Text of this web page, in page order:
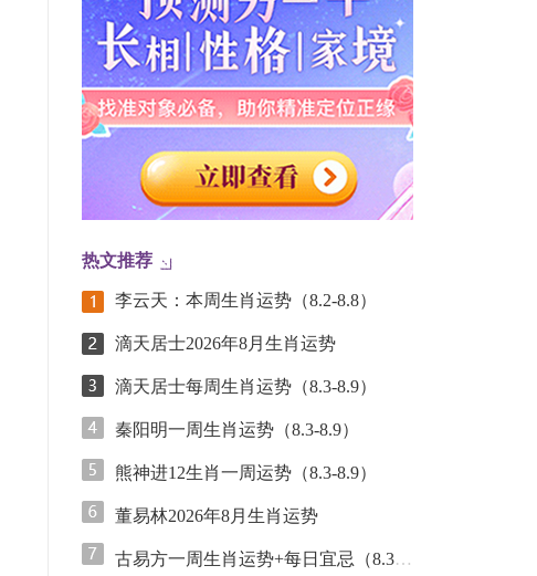
热文推荐
李云天：本周生肖运势（8.2-8.8）
滴天居士2026年8月生肖运势
滴天居士每周生肖运势（8.3-8.9）
秦阳明一周生肖运势（8.3-8.9）
熊神进12生肖一周运势（8.3-8.9）
董易林2026年8月生肖运势
古易方一周生肖运势+每日宜忌（8.3-8.9）